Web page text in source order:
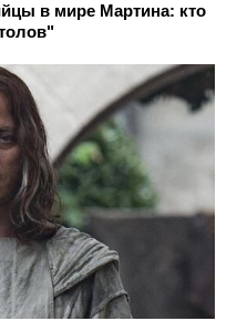
в мире Мартина: кто